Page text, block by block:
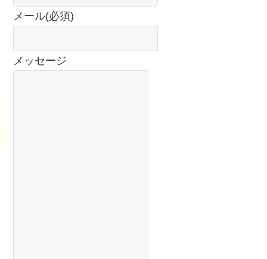
メール(必須)
メッセージ